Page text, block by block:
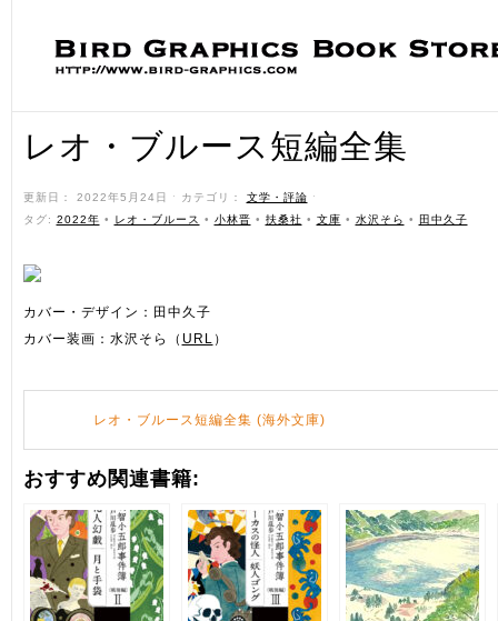
レオ・ブルース短編全集
更新日： 2022年5月24日 ˑ カテゴリ： 文学・評論 ˑ
タグ: 2022年 • レオ・ブルース • 小林晋 • 扶桑社 • 文庫 • 水沢そら • 田中久子
カバー・デザイン：田中久子
カバー装画：水沢そら（ URL ）
レオ・ブルース短編全集 (海外文庫)
おすすめ関連書籍: